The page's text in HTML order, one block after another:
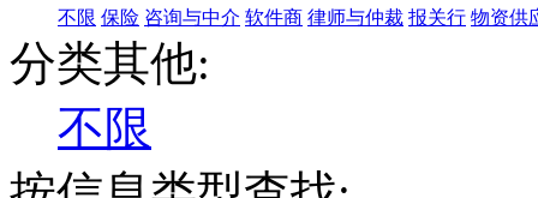
不限 保险 咨询与中介 软件商 律师与仲裁 报关行 物资供
分类其他:
不限